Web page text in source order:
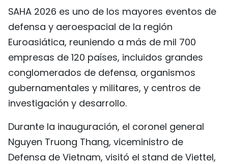
SAHA 2026 es uno de los mayores eventos de
defensa y aeroespacial de la región
Euroasiática, reuniendo a más de mil 700
empresas de 120 países, incluidos grandes
conglomerados de defensa, organismos
gubernamentales y militares, y centros de
investigación y desarrollo.
Durante la inauguración, el coronel general
Nguyen Truong Thang, viceministro de
Defensa de Vietnam, visitó el stand de Viettel,